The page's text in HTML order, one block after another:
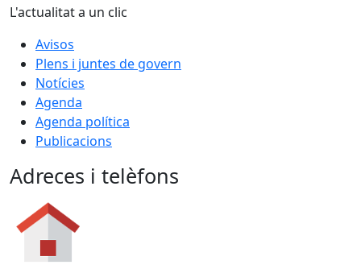
L'actualitat a un clic
Avisos
Plens i juntes de govern
Notícies
Agenda
Agenda política
Publicacions
Adreces i telèfons